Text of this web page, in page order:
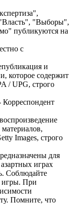
"Выборы",
публикуются на
с
и
которое содержит
/ UPG, строго
Корреспондент
Images, строго
для
играх
Соблюдайте
игры. При
Помните, что